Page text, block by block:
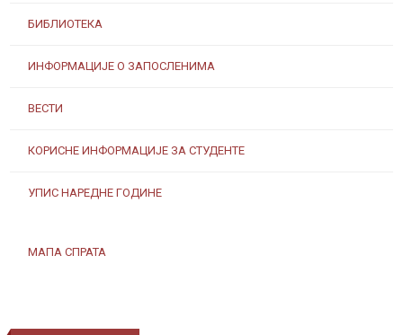
БИБЛИОТЕКА
ИНФОРМАЦИЈЕ О ЗАПОСЛЕНИМА
ВЕСТИ
КОРИСНЕ ИНФОРМАЦИЈЕ ЗА СТУДЕНТЕ
УПИС НАРЕДНЕ ГОДИНЕ
МАПА СПРАТА